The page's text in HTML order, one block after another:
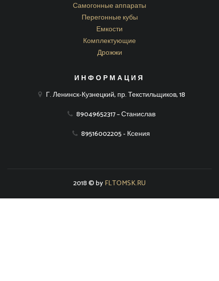
Самогонные аппараты
Перегонные кубы
Емкости
Комплектующие
Дрожжи
ИНФОРМАЦИЯ
Г. Ленинск-Кузнецкий, пр. Текстильщиков, 18
89049652317 – Станислав
89516002205 - Ксения
2018 © byFLTOMSK.RU